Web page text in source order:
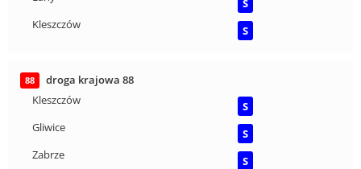
Kleszczów
S
88
droga krajowa 88
Kleszczów
S
Gliwice
S
Zabrze
S